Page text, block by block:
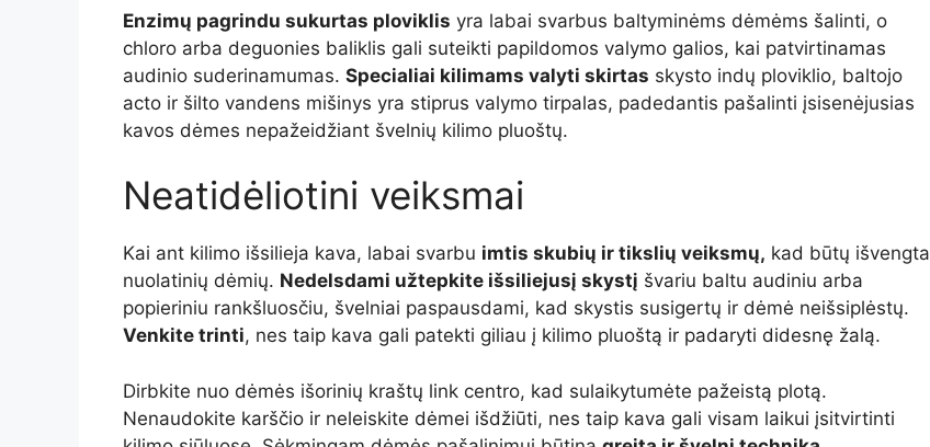
Enzimų pagrindu sukurtas ploviklis yra labai svarbus baltyminėms dėmėms šalinti, o
chloro arba deguonies baliklis gali suteikti papildomos valymo galios, kai patvirtinamas
audinio suderinamumas. Specialiai kilimams valyti skirtas skysto indų ploviklio, baltojo
acto ir šilto vandens mišinys yra stiprus valymo tirpalas, padedantis pašalinti įsisenėjusias
kavos dėmes nepažeidžiant švelnių kilimo pluoštų.
Neatidėliotini veiksmai
Kai ant kilimo išsilieja kava, labai svarbu imtis skubių ir tikslių veiksmų, kad būtų išvengta
nuolatinių dėmių. Nedelsdami užtepkite išsiliejusį skystį švariu baltu audiniu arba
popieriniu rankšluosčiu, švelniai paspausdami, kad skystis susigertų ir dėmė neišsiplėstų.
Venkite trinti, nes taip kava gali patekti giliau į kilimo pluoštą ir padaryti didesnę žalą.
Dirbkite nuo dėmės išorinių kraštų link centro, kad sulaikytumėte pažeistą plotą.
Nenaudokite karščio ir neleiskite dėmei išdžiūti, nes taip kava gali visam laikui įsitvirtinti